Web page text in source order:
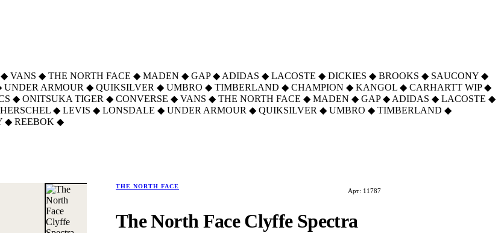
◆ VANS ◆ THE NORTH FACE ◆ MADEN ◆ GAP ◆ ADIDAS ◆ LACOSTE ◆ DICKIES ◆ BROOKS ◆ SAUCONY ◆
UNDER ARMOUR ◆ QUIKSILVER ◆ UMBRO ◆ TIMBERLAND ◆ CHAMPION ◆ KANGOL ◆ CARHARTT WIP ◆
◆ ONITSUKA TIGER ◆ CONVERSE ◆ VANS ◆ THE NORTH FACE ◆ MADEN ◆ GAP ◆ ADIDAS ◆ LACOSTE ◆
HERSCHEL ◆ LEVIS ◆ LONSDALE ◆ UNDER ARMOUR ◆ QUIKSILVER ◆ UMBRO ◆ TIMBERLAND ◆
◆ REEBOK ◆
THE NORTH FACE
Арт: 11787
The North Face Clyffe Spectra